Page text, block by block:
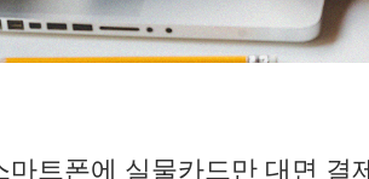
마트폰에 실물카드만 대면 결